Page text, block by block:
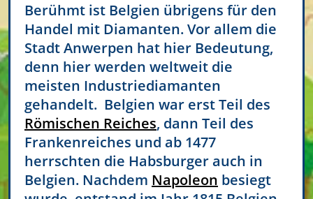
Berühmt ist Belgien übrigens für den
Handel mit Diamanten. Vor allem die
Stadt Anwerpen hat hier Bedeutung,
denn hier werden weltweit die
meisten Industriediamanten
gehandelt. Belgien war erst Teil des
Römischen Reiches, dann Teil des
Frankenreiches und ab 1477
herrschten die Habsburger auch in
Belgien. Nachdem Napoleon besiegt